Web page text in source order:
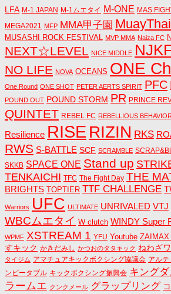
LFA M-1 JAPAN M-1ムエタイ M-ONE MAS
MEGA2021 MFP MMA甲子園
MUSASHI ROCK FESTIVAL MVP MMA Naiza FC
NEXT☆LEVEL NICE MIDDLE
NO LIFE NOVA OCEANS ONE
One Round ONE SHOT PETER AERTS SPIRIT PFC
POUND OUT POUND STORM PR PRINCE
QUINTET REBEL FC REBELLIOUS BEHAVIOR
Resilience RISE RIZIN RKS
RWS S-BATTLE SCF SCRAMBLE
SKKB SPACE ONE Stand up
TENKAICHI TFC The Fight Day THE
BRIGHTS TOPTIER TTF CHALLENGE
Warriors UFC ULTIMATE UNRIVALED VTJ
WBCムエタイ W clutch WINDY Super
WPMF XSTREAM 1 YFU Youtube ZAIMAX
すキック かきだみし かつおのタタキック ねわざ
タイジム アマチュアキックボクシング協議会 アル
ンビータブル キックボクシング振興会 キング
ラームエ クンクメール グラップリング